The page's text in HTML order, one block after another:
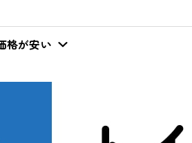
格が安い